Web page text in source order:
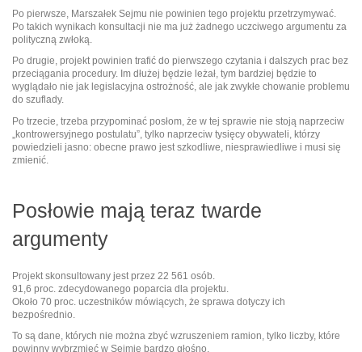
Po pierwsze, Marszałek Sejmu nie powinien tego projektu przetrzymywać.
Po takich wynikach konsultacji nie ma już żadnego uczciwego argumentu za
polityczną zwłoką.
Po drugie, projekt powinien trafić do pierwszego czytania i dalszych prac bez
przeciągania procedury. Im dłużej będzie leżał, tym bardziej będzie to
wyglądało nie jak legislacyjna ostrożność, ale jak zwykłe chowanie problemu
do szuflady.
Po trzecie, trzeba przypominać posłom, że w tej sprawie nie stoją naprzeciw
„kontrowersyjnego postulatu”, tylko naprzeciw tysięcy obywateli, którzy
powiedzieli jasno: obecne prawo jest szkodliwe, niesprawiedliwe i musi się
zmienić.
Posłowie mają teraz twarde
argumenty
Projekt skonsultowany jest przez 22 561 osób.
91,6 proc. zdecydowanego poparcia dla projektu.
Około 70 proc. uczestników mówiących, że sprawa dotyczy ich
bezpośrednio.
To są dane, których nie można zbyć wzruszeniem ramion, tylko liczby, które
powinny wybrzmieć w Sejmie bardzo głośno.